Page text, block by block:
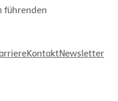
führenden
KontaktNewsletter